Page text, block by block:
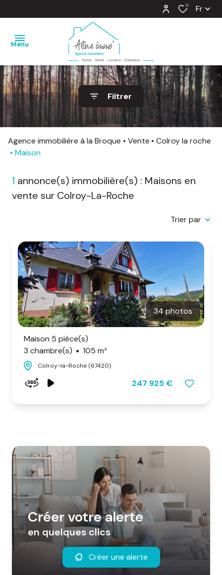
0 Fr
Menu
nos
ventes
nos
locations
estimation
notre
agence
nous
contacter
Filtrer
Agence immobilière à la Broque Vente
Colroy la roche
Maison
1 annonce(s) immobilière(s) : Maisons en
vente sur Colroy-La-Roche
Trier par
34 photos
Maison 5 pièce(s)
3 chambre(s)
105 m²
Colroy-la-Roche (67420)
247 925 €
Créer votre alerte
en quelques clics
Créer une alerte